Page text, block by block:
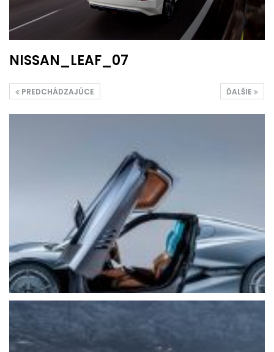
NISSAN_LEAF_07
ĎALŠIE
PREDCHÁDZAJÚCE